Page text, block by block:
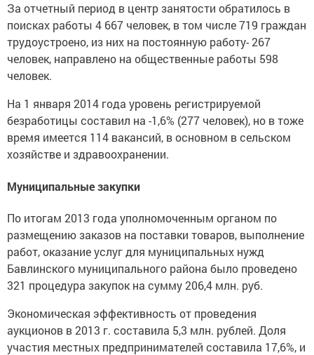
За отчетный период в центр занятости обратилось в
поисках работы 4 667 человек, в том числе 719 граждан
трудоустроено, из них на постоянную работу- 267
человек, направлено на общественные работы 598
человек.
На 1 января 2014 года уровень регистрируемой
безработицы составил на -1,6% (277 человек), но в тоже
время имеется 114 вакансий, в основном в сельском
хозяйстве и здравоохранении.
Муниципальные закупки
По итогам 2013 года уполномоченным органом по
размещению заказов на поставки товаров, выполнение
работ, оказание услуг для муниципальных нужд
Бавлинского муниципального района было проведено
321 процедура закупок на сумму 206,4 млн. руб.
Экономическая эффективность от проведения
аукционов в 2013 г. составила 5,3 млн. рублей. Доля
участия местных предпринимателей составила 17,6%, и